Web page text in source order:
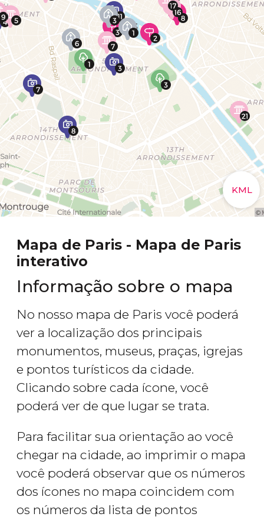
Mapa de Paris - Mapa de Paris
interativo
Informação sobre o mapa
No nosso mapa de Paris você poderá
ver a localização dos principais
monumentos, museus, praças, igrejas
e pontos turísticos da cidade.
Clicando sobre cada ícone, você
poderá ver de que lugar se trata.
Para facilitar sua orientação ao você
chegar na cidade, ao imprimir o mapa
você poderá observar que os números
dos ícones no mapa coincidem com
os números da lista de pontos